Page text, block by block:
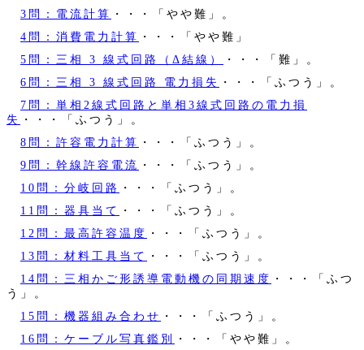
3問：電流計算 ・・・「やや難」。
4問：消費電力計算 ・・・「やや難」
5問：三相 3 線式回路（Δ結線）
・・・「難」。
6問：三相 3 線式回路 電力損失
・・・「ふつう」。
7問：単相2線式回路と単相3線式回路の電力損
失
・・・「ふつう」。
8問：許容電力計算 ・・・「ふつう」。
9問：幹線許容電流 ・・・「ふつう」。
10問：分岐回路
・・・「ふつう」。
11問：器具当て
・・・「ふつう」。
12問：最高許容温度 ・・・「ふつう」。
13問：材料工具当て
・・・「ふつう」。
14問：三相かご形誘導電動機の同期速度 ・・・「ふつ
う」。
15問：機器組み合わせ ・・・「ふつう」。
16問：ケーブル写真鑑別
・・・「やや難」。